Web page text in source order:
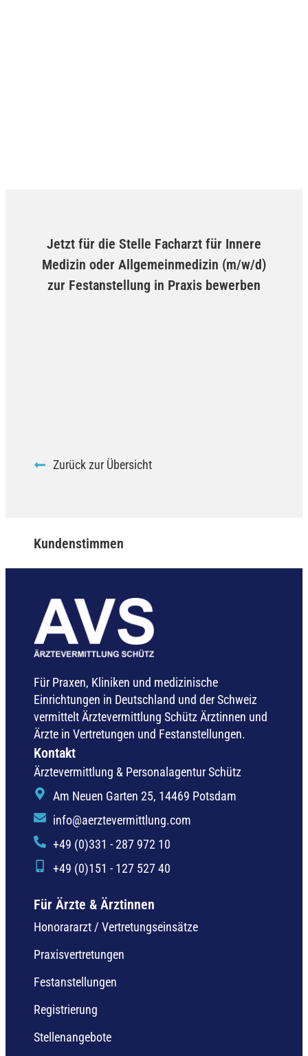
Jetzt für die Stelle Facharzt für Innere
Medizin oder Allgemeinmedizin (m/w/d)
zur Festanstellung in Praxis bewerben
Zurück zur Übersicht
Kundenstimmen
Für Praxen, Kliniken und medizinische
Einrichtungen in Deutschland und der Schweiz
vermittelt Ärztevermittlung Schütz Ärztinnen und
Ärzte in Vertretungen und Festanstellungen.
Für Ärzte & Ärztinnen
Honorararzt / Vertretungseinsätze
Praxisvertretungen
Festanstellungen
Registrierung
Stellenangebote
Kontakt
Ärztevermittlung & Personalagentur Schütz
Am Neuen Garten 25, 14469 Potsdam
info@aerztevermittlung.com
+49 (0)331 - 287 972 10
+49 (0)151 - 127 527 40